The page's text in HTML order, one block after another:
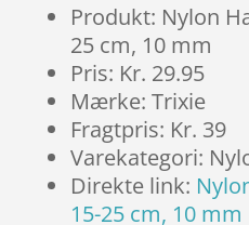
Produkt: Nylon
25 cm, 10 mm
Pris: Kr. 29.95
Mærke: Trixie
Fragtpris: Kr. 39
Varekategori:
Direkte link:
15-25 cm, 10 mm